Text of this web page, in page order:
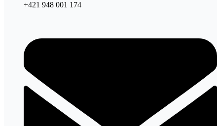
+421 948 001 174